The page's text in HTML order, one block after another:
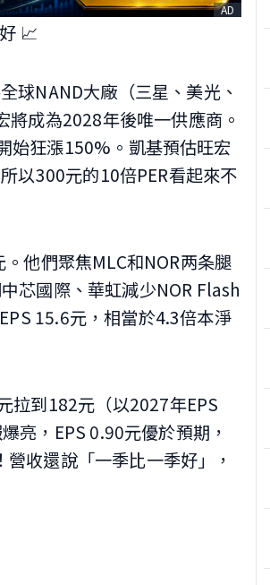
AD
📈
球NAND大廠（三星、美光、
將成為2028年後唯一供應商。
始狂漲150%。凱基預估旺宏
以300元的10倍PER看起來不
他們聚焦MLC和NOR两条腿
芯國際、華虹減少NOR Flash
15.6元，相當於4.3倍本淨
拉到182元（以2027年EPS
亮，EPS 0.90元優於預期，
收還說「一季比一季好」，